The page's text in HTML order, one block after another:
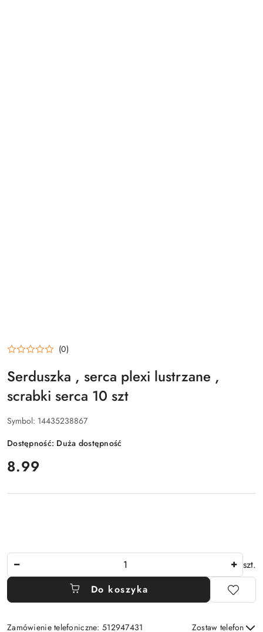
(0)
Serduszka , serca plexi lustrzane ,
scrabki serca 10 szt
Symbol: 14435238867
Dostępność: Duża dostępność
cena:
8.99
szt.
Do koszyka
Zamówienie telefoniczne: 512947431 Zostaw telefon